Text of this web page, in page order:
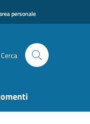
personale
Cerca